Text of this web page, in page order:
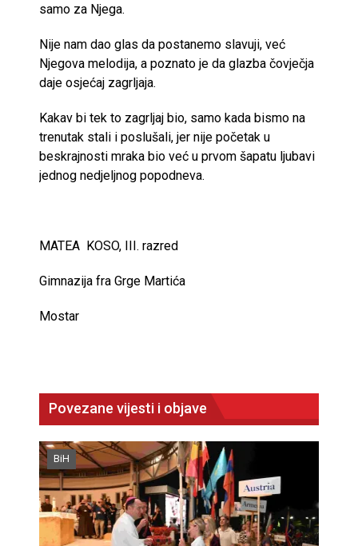
samo za Njega.
Nije nam dao glas da postanemo slavuji, već
Njegova melodija, a poznato je da glazba čovječja
daje osjećaj zagrljaja.
Kakav bi tek to zagrljaj bio, samo kada bismo na
trenutak stali i poslušali, jer nije početak u
beskrajnosti mraka bio već u prvom šapatu ljubavi
jednog nedjeljnog popodneva.
MATEA KOSO, III. razred
Gimnazija fra Grge Martića
Mostar
Povezane vijesti i objave
BiH